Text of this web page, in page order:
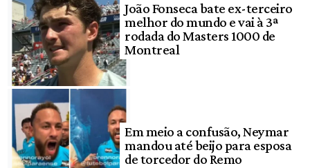
João Fonseca bate ex-terceiro
melhor do mundo e vai à 3ª
rodada do Masters 1000 de
Montreal
Em meio a confusão, Neymar
mandou até beijo para esposa
de torcedor do Remo